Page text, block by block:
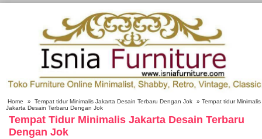
Home » Tempat tidur Minimalis Jakarta Desain Terbaru Dengan Jok
» Tempat tidur Minimalis
Jakarta Desain Terbaru Dengan Jok
Tempat Tidur Minimalis Jakarta Desain Terbaru
Dengan Jok